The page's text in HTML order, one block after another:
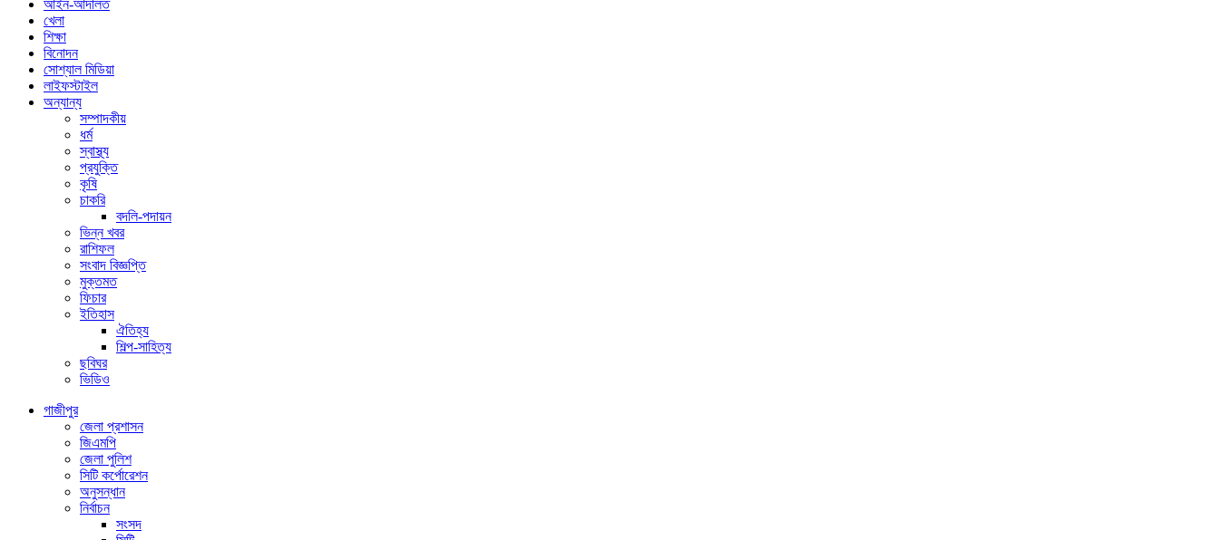
আইন-আদালত
খেলা
শিক্ষা
বিনোদন
সোশ্যাল মিডিয়া
লাইফস্টাইল
অন্যান্য
সম্পাদকীয়
ধর্ম
স্বাস্থ্য
প্রযুক্তি
কৃষি
চাকরি
বদলি-পদায়ন
ভিন্ন খবর
রাশিফল
সংবাদ বিজ্ঞপ্তি
মুক্তমত
ফিচার
ইতিহাস
ঐতিহ্য
শিল্প-সাহিত্য
ছবিঘর
ভিডিও
গাজীপুর
জেলা প্রশাসন
জিএমপি
জেলা পুলিশ
সিটি কর্পোরেশন
অনুসন্ধান
নির্বাচন
সংসদ